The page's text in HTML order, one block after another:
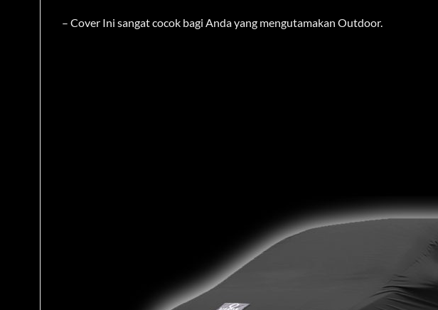
– Cover Ini sangat cocok bagi Anda yang mengutamakan Outdoor.